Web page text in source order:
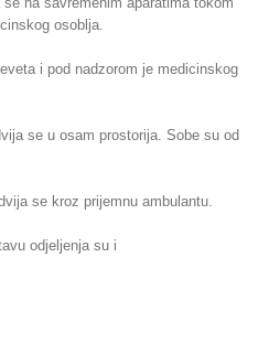
osoblja.
i pod nadzorom je medicinskog
se u osam prostorija. Sobe su od
se kroz prijemnu ambulantu.
odjeljenja su i